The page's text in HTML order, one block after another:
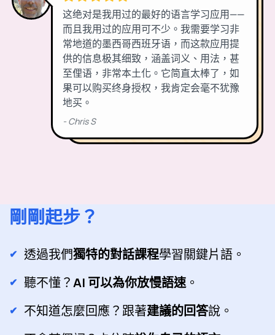
剛剛起步？
透過我們獨特的對話課程學習關鍵片語。
聽不懂？AI 可以為你放慢語速。
不知道怎麼回應？跟著建議的回答說。